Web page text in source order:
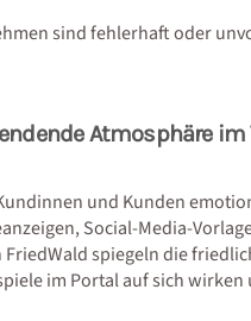
sind fehlerhaft oder
Atmosphäre
und Kunden
Social-Media-
spiegeln die
im Portal auf sich